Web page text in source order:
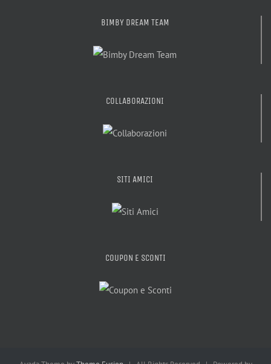
BIMBY DREAM TEAM
COLLABORAZIONI
SITI AMICI
COUPON E SCONTI